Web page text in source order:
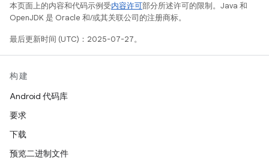
本页面上的内容和代码示例受内容许可部分所述许可的限制。Java 和
OpenJDK 是 Oracle 和/或其关联公司的注册商标。
最后更新时间 (UTC)：2025-07-27。
构建
Android 代码库
要求
下载
预览二进制文件